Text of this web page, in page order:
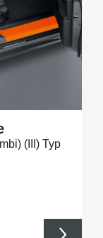
(III) Typ